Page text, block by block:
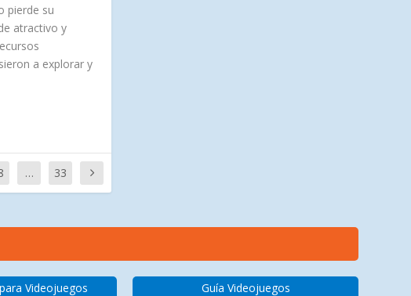
pierde su
atractivo y
a explorar y
… 33
Videojuegos Guía Videojuegos